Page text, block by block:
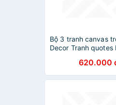
Bộ 3 tranh canvas
Decor Tranh quotes
620.000